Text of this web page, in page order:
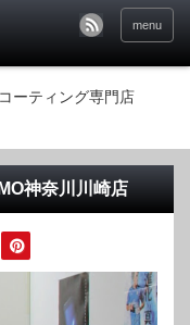
menu
ーティング専門店
神奈川川崎店